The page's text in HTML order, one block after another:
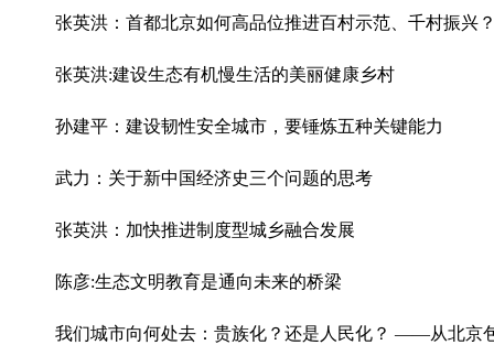
张英洪：​首都北京如何高品位推进百村示范、千村振兴
张英洪:建设生态有机慢生活的美丽健康乡村
孙建平：建设韧性安全城市，要锤炼五种关键能力
武力：关于新中国经济史三个问题的思考
张英洪：加快推进制度型城乡融合发展
陈彦:生态文明教育是通向未来的桥梁
我们城市向何处去：贵族化？还是人民化？ ——从北京